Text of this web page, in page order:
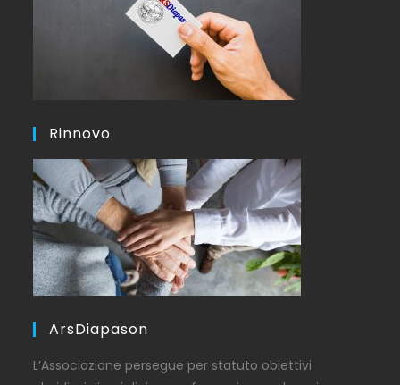
Rinnovo
ArsDiapason
L’Associazione persegue per statuto obiettivi